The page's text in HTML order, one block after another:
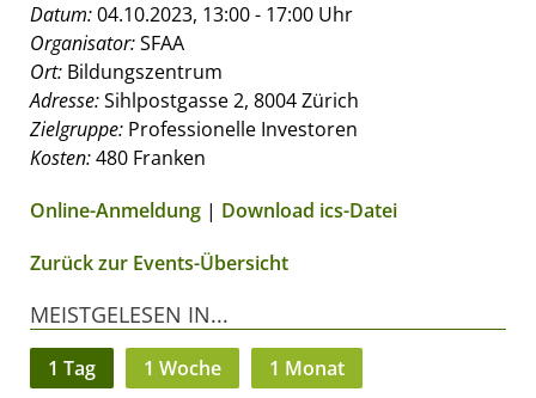
Datum:04.10.2023, 13:00 - 17:00 Uhr
Organisator:SFAA
Ort: Bildungszentrum
Adresse:Sihlpostgasse 2, 8004 Zürich
Zielgruppe: Professionelle Investoren
Kosten:480 Franken
Online-Anmeldung | Download ics-Datei
Zurück zur Events-Übersicht
MEISTGELESEN IN...
1 Tag 1 Woche 1 Monat